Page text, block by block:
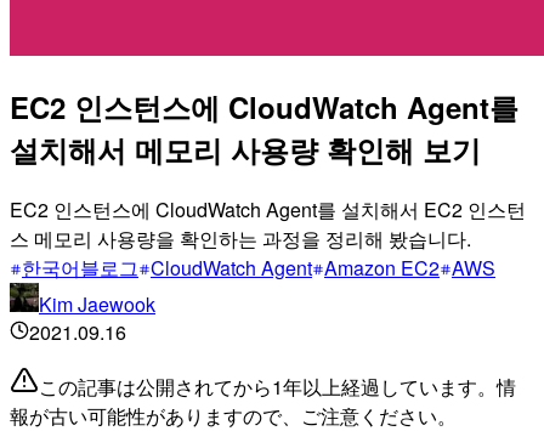
EC2 인스턴스에 CloudWatch Agent를
설치해서 메모리 사용량 확인해 보기
EC2 인스턴스에 CloudWatch Agent를 설치해서 EC2 인스턴
스 메모리 사용량을 확인하는 과정을 정리해 봤습니다.
한국어블로그 CloudWatch Agent Amazon EC2 AWS
Kim Jaewook
2021.09.16
この記事は公開されてから1年以上経過しています。情
報が古い可能性がありますので、ご注意ください。